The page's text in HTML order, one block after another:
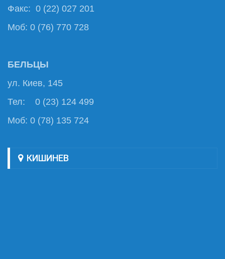
Факс: 0 (22) 027 201
Моб: 0 (76) 770 728
БЕЛЬЦЫ
ул. Киев, 145
Тел: 0 (23) 124 499
Моб: 0 (78) 135 724
КИШИНЕВ